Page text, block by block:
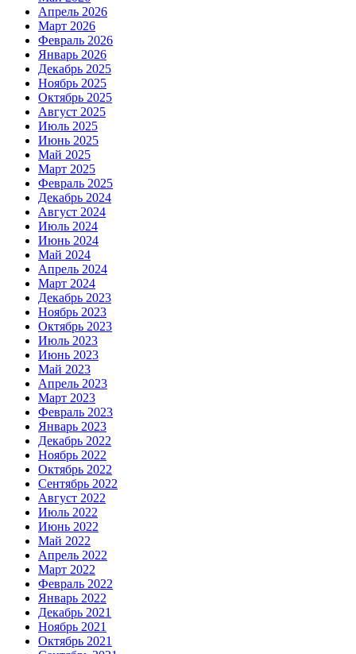
Апрель 2026
Март 2026
Февраль 2026
Январь 2026
Декабрь 2025
Ноябрь 2025
Октябрь 2025
Август 2025
Июль 2025
Июнь 2025
Май 2025
Март 2025
Февраль 2025
Декабрь 2024
Август 2024
Июль 2024
Июнь 2024
Май 2024
Апрель 2024
Март 2024
Декабрь 2023
Ноябрь 2023
Октябрь 2023
Июль 2023
Июнь 2023
Май 2023
Апрель 2023
Март 2023
Февраль 2023
Январь 2023
Декабрь 2022
Ноябрь 2022
Октябрь 2022
Сентябрь 2022
Август 2022
Июль 2022
Июнь 2022
Май 2022
Апрель 2022
Март 2022
Февраль 2022
Январь 2022
Декабрь 2021
Ноябрь 2021
Октябрь 2021